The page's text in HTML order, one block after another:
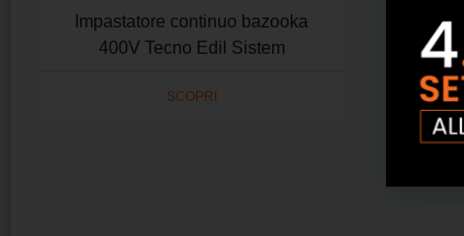
Impastatore continuo bazooka
400V Tecno Edil Sistem
SCOPRI